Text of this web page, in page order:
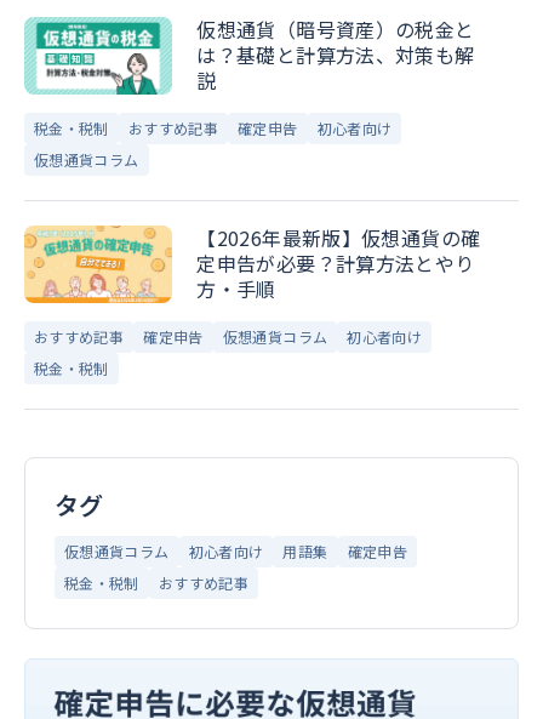
仮想通貨（暗号資産）の税金と
は？基礎と計算方法、対策も解
説
税金・税制 おすすめ記事 確定申告
初心者向け
仮想通貨コラム
【2026年最新版】仮想通貨の確
定申告が必要？計算方法とやり
方・手順
おすすめ記事 確定申告 仮想通貨コラム
初心者向け
税金・税制
タグ
仮想通貨コラム 初心者向け 用語集
確定申告
税金・税制
おすすめ記事